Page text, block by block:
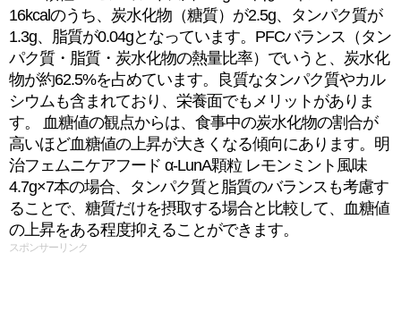
16kcalのうち、炭水化物（糖質）が2.5g、タンパク質が
1.3g、脂質が0.04gとなっています。PFCバランス（タン
パク質・脂質・炭水化物の熱量比率）でいうと、炭水化
物が約62.5%を占めています。良質なタンパク質やカル
シウムも含まれており、栄養面でもメリットがありま
す。 血糖値の観点からは、食事中の炭水化物の割合が
高いほど血糖値の上昇が大きくなる傾向にあります。明
治フェムニケアフード α-LunA顆粒 レモンミント風味
4.7g×7本の場合、タンパク質と脂質のバランスも考慮す
ることで、糖質だけを摂取する場合と比較して、血糖値
の上昇をある程度抑えることができます。
スポンサーリンク